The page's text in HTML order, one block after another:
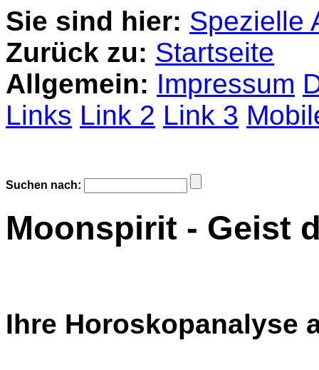
Sie sind hier: Spezielle
Zurück zu: Startseite
Allgemein: Impressum
Links Link 2 Link 3
Suchen nach:
Moonspirit - Geist
Ihre Horoskopanalyse